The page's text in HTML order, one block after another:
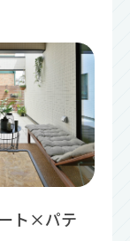
ト×パテ